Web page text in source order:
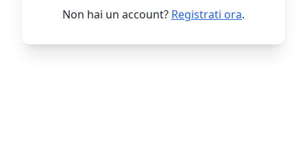
Non hai un account? Registrati ora.